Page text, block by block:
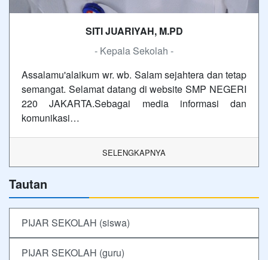
SITI JUARIYAH, M.PD
- Kepala Sekolah -
Assalamu'alaikum wr. wb. Salam sejahtera dan tetap
semangat. Selamat datang di website SMP NEGERI
220 JAKARTA.Sebagai media informasi dan
komunikasi…
SELENGKAPNYA
Tautan
PIJAR SEKOLAH (siswa)
PIJAR SEKOLAH (guru)